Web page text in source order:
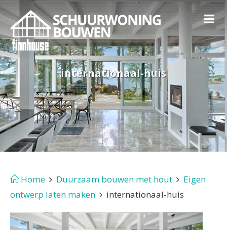
internationaal-huis
Home Duurzaam bouwen met hout
Eigen
ontwerp laten maken
internationaal-huis